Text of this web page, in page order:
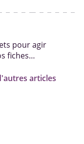
pour agir
fiches
articles